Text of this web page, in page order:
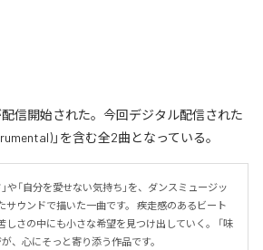
配信開始された。今回デジタル配信された
」を含む全2曲となっている。
や「自分を愛せない気持ち」を、ダンスミュージッ
サウンドで描いた一曲です。 疾走感のあるビート
しさの中にも小さな希望を見つけ出していく。 「味
、心にそっと寄り添う作品です。